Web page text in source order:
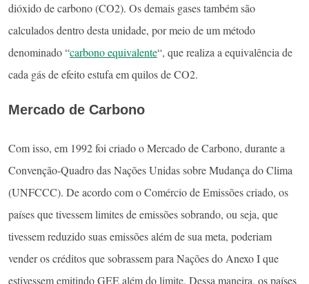
dióxido de carbono (CO2). Os demais gases também são
calculados dentro desta unidade, por meio de um método
denominado “carbono equivalente“, que realiza a equivalência de
cada gás de efeito estufa em quilos de CO2.
Mercado de Carbono
Com isso, em 1992 foi criado o Mercado de Carbono, durante a
Convenção-Quadro das Nações Unidas sobre Mudança do Clima
(UNFCCC). De acordo com o Comércio de Emissões criado, os
países que tivessem limites de emissões sobrando, ou seja, que
tivessem reduzido suas emissões além de sua meta, poderiam
vender os créditos que sobrassem para Nações do Anexo I que
estivessem emitindo GEE além do limite. Dessa maneira, os países